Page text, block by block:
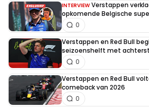
INTERVIEW Verstappen
opkomende Belgische
0
Verstappen en Red Bull
seizoenshelft met
0
Verstappen en Red Bull
comeback van 2026
0